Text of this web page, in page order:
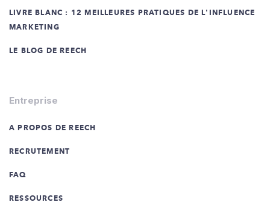
LIVRE BLANC : 12 MEILLEURES PRATIQUES DE L'INFLUENCE
MARKETING
LE BLOG DE REECH
Entreprise
A PROPOS DE REECH
RECRUTEMENT
FAQ
RESSOURCES